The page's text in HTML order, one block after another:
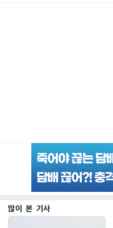
많이 본 기사